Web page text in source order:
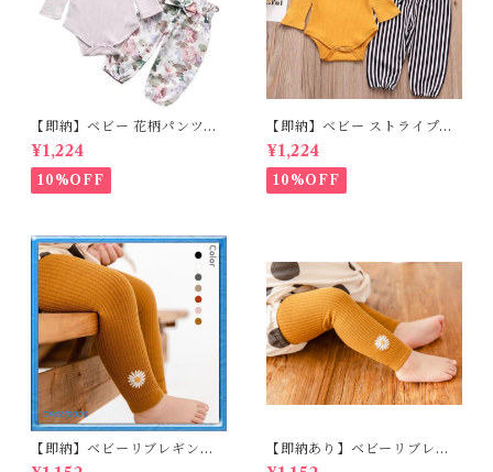
【即納】ベビー 花柄パンツ&
ロンパースset＋ヘッドバンド
3点セット☆女の子 フェミニン
80cm
¥1,224
10%OFF
【即納】ベビー ストライプパ
ンツ&フリルロンパースset＋
ヘッドバンド 3点セット☆女の
子 マニッシュ 80㎝
¥1,224
10%OFF
【即納】ベビーリブレギンス
キッズレギンス リブレギンス
【即納あり】ベビーリブレギ
ンス キッズレギンス リブレギ